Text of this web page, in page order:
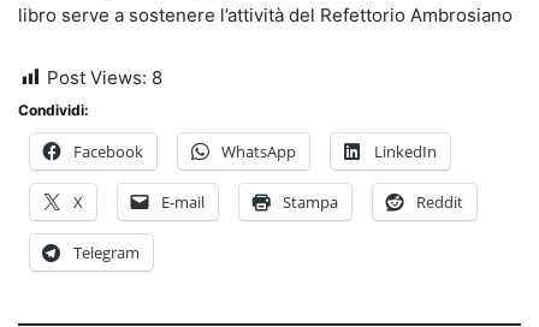
libro serve a sostenere l’attività del Refettorio Ambrosiano
Post Views: 8
Condividi:
Facebook WhatsApp LinkedIn
X E-mail Stampa Reddit
Telegram